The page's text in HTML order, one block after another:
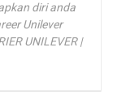
diri anda
Unilever
UNILEVER |